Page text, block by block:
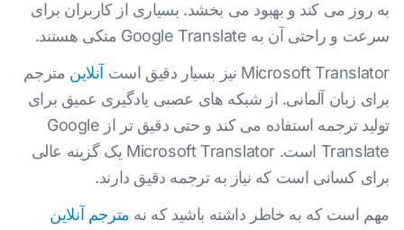
به روز می کند و بهبود می بخشد. بسیاری از کاربران برای
سرعت و راحتی آن به Google Translate متکی هستند.
Microsoft Translator نیز بسیار دقیق است
آنلاین مترجم
برای زبان آلمانی. از شبکه های عصبی یادگیری عمیق برای
تولید ترجمه استفاده می کند و حتی دقیق تر از Google
Translate است. Microsoft Translator یک گزینه عالی
برای کسانی است که نیاز به ترجمه دقیق دارند.
مهم است که به خاطر داشته باشید که نه مترجم آنلاین